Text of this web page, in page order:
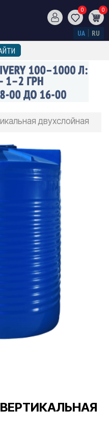
0 0
UA RU
двухслойная